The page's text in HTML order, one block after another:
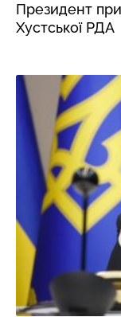
Президент
Хустської РДА